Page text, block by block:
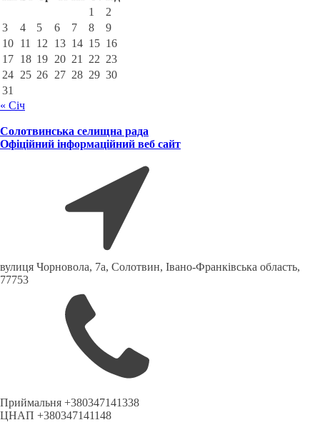
1
2
3
4 5 6 7 8
9
10 11 12 13 14 15 16
17 18 19 20 21 22 23
24 25 26 27 28 29 30
31
« Січ
Солотвинська селищна рада
Офіційний інформаційний веб сайт
вулиця Чорновола, 7a, Солотвин, Івано-Франківська область,
77753
Приймальня +380347141338
ЦНАП +380347141148